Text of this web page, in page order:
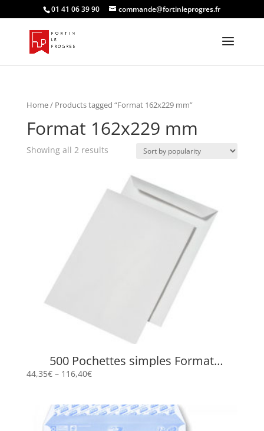
01 41 06 39 90 commande@fortinleprogres.fr
Home/ Products tagged “Format 162x229 mm”
Format 162x229 mm
Showing all 2 results
500 Pochettes simples Format
16,2×22,9 cm
44,35€– 116,40€